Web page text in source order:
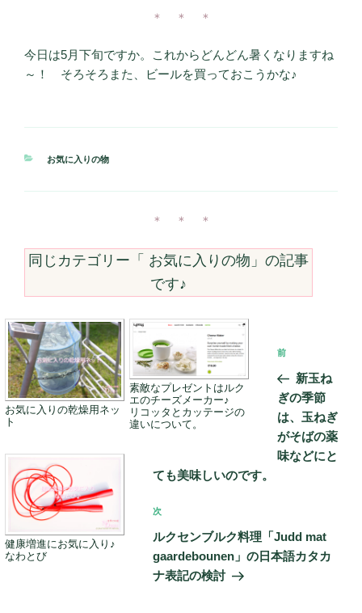
＊ ＊ ＊
今日は5月下旬ですか。これからどんどん暑くなりますね
～！ そろそろまた、ビールを買っておこうかな♪
カ
お気に入りの物
＊ ＊ ＊
同じカテゴリー「 お気に入りの物 」の記事
です♪
お気に入りの乾燥用ネッ
ト
素敵なプレゼントはルク
エのチーズメーカー♪
リコッタとカッテージの
違いについて。
健康増進にお気に入り♪
なわとび
投
稿
ナ
ビ
ー
シ
ョ
ン
前
の
投
稿
前
新玉ね
ぎの季節
は、玉ねぎ
がそばの薬
味などにと
ても美味しいのです。
次
の
投
稿
次
ルクセンブルク料理「Judd mat
gaardebounen」の日本語カタカ
ナ表記の検討